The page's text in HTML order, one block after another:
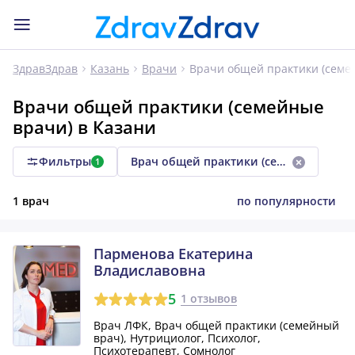
ЗдравЗдрав Казань Врачи Врачи общей практики
Врачи общей практики (семейные
врачи) в Казани
Фильтры 1 Врач общей практики (семейный врач)
1 врач по популярности
Парменова Екатерина
Владиславовна
5 1 отзывов
Врач ЛФК, Врач общей практики (семейный
врач), Нутрициолог, Психолог,
Психотерапевт, Сомнолог